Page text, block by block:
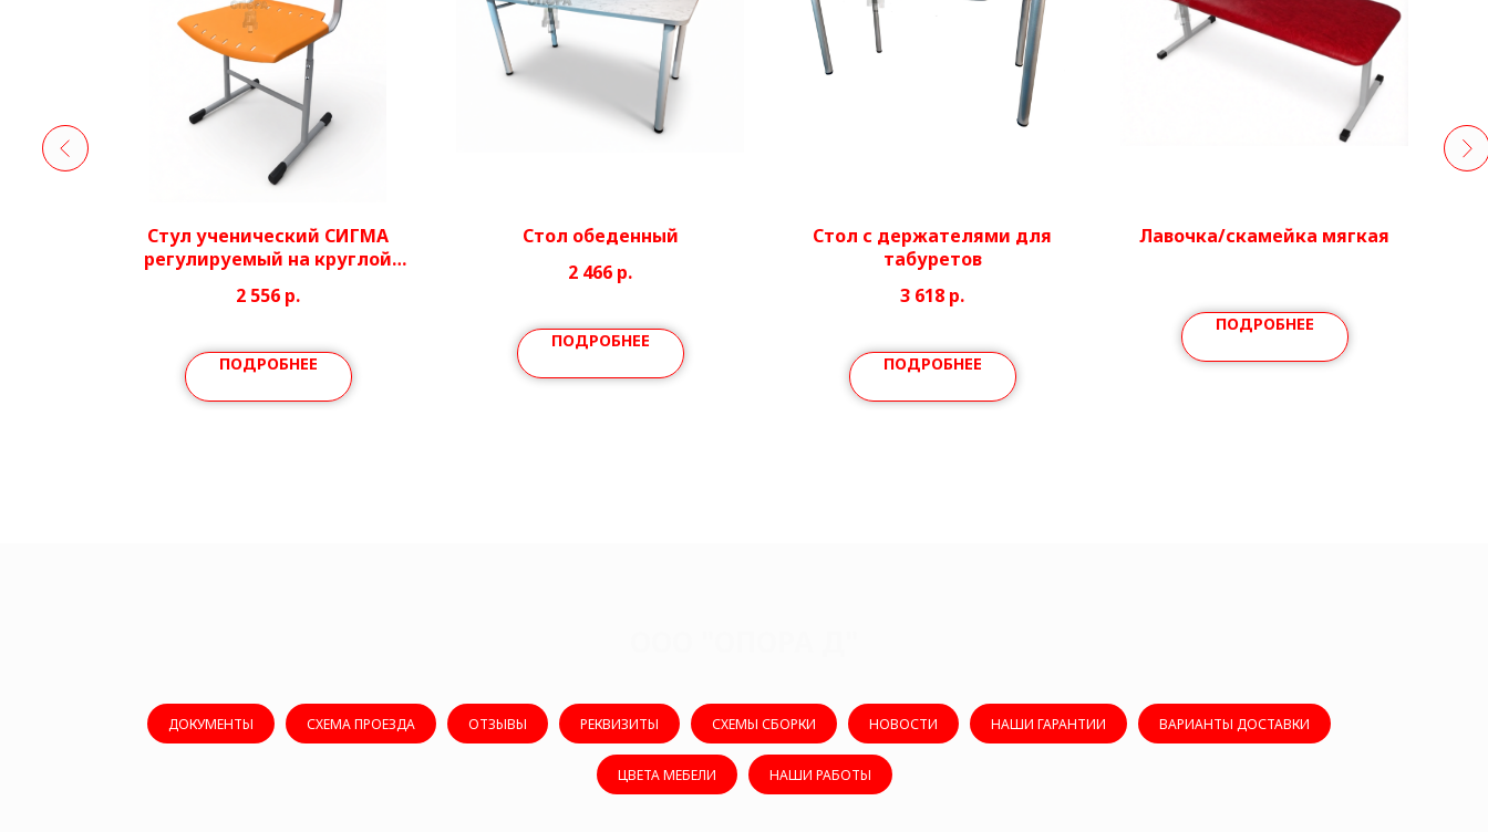
Стул ученический СИГМА
регулируемый на круглой
2 556 р.
ПОДРОБНЕЕ
Стол обеденный
2 466 р.
ПОДРОБНЕЕ
Стол с держателями для
табуретов
3 618 р.
ПОДРОБНЕЕ
Лавочка/скамейка мягкая
ПОДРОБНЕЕ
ДОКУМЕНТЫ СХЕМА ПРОЕЗДА ОТЗЫВЫ РЕКВИЗИТЫ СХЕМЫ СБОРКИ НОВОСТИ НАШИ ГАРАНТИИ ВАРИАНТЫ ДОСТАВКИ
ЦВЕТА МЕБЕЛИ НАШИ РАБОТЫ